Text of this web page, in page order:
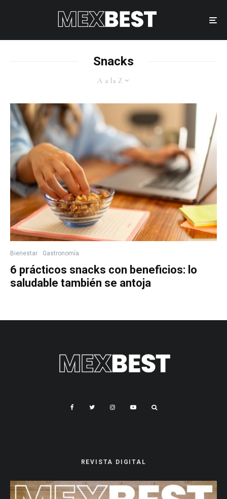
Snacks
A a la Z
Bienestar Gastronomía
6 prácticos snacks con beneficios: lo
saludable también se antoja
REVISTA DIGITAL